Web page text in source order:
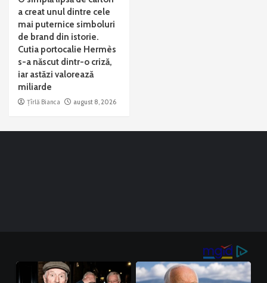
a creat unul dintre cele
mai puternice simboluri
de brand din istorie.
Cutia portocalie Hermès
s-a născut dintr-o criză,
iar astăzi valorează
miliarde
Țîrlă Bianca august 8, 2026